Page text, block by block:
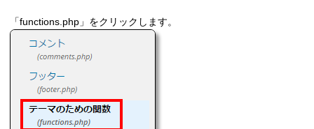
「functions.php」をクリックします。